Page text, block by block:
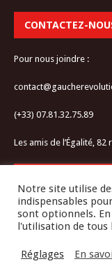
CONTACTEZ-
Pour nous joindre :
(+33) 07.81.32.75.89
Les amis de l’Égalité, 82
Notre site utilise
indispensables
sont optionnels. En
l'utilisation de tous
Réglages En